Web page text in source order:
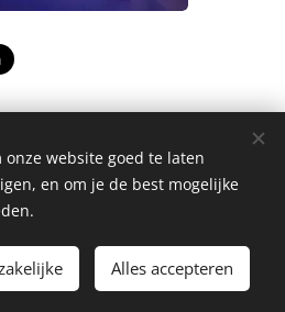
door Webnode Cookies
Talen
Français
website goed te laten
en om je de best mogelijke
Alles accepteren